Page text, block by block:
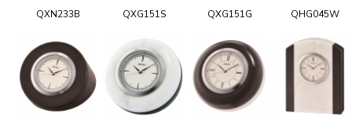
QXN233B QXG151S QXG151G QHG045W